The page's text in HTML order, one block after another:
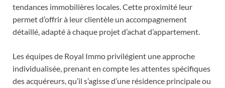
tendances immobilières locales. Cette proximité leur
permet d’offrir à leur clientèle un accompagnement
détaillé, adapté à chaque projet d’achat d’appartement.
Les équipes de Royal Immo privilégient une approche
individualisée, prenant en compte les attentes spécifiques
des acquéreurs, qu’il s’agisse d’une résidence principale ou